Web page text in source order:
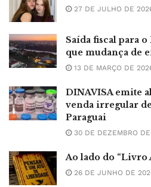
27 DE JULHO DE
Saída fiscal para
que mudança de
13 DE MARÇO DE
DINAVISA emite
venda irregular
Paraguai
30 DE DEZEMBRO
Ao lado do “Livro
26 DE JUNHO DE